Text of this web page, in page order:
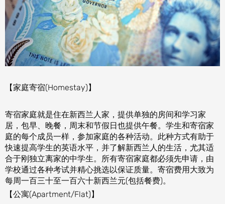
【家庭寄宿(Homestay)】
寄宿家庭就是住在新西兰人家，提供单独的房间和学习家
居，包早、晚餐，周末和节假日也提供午餐。学生和寄宿家
庭的每个成员一样，参加家庭的各种活动。此种方式有助于
快速提高学生的英语水平，并了解新西兰人的生活，尤其适
合于刚独立离家的中学生。所有寄宿家庭都必须先申请，由
学校通过各种考试并精心挑选以保证质量。寄宿费用大致为
每周一百三十至一百六十新西兰元(包括餐费)。
【公寓(Apartment/Flat)】